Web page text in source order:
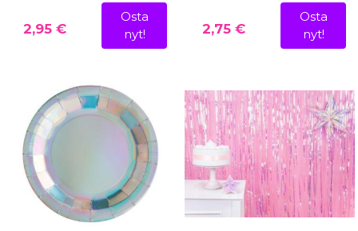
2,95 €
Osta
nyt!
2,75 €
Osta
nyt!